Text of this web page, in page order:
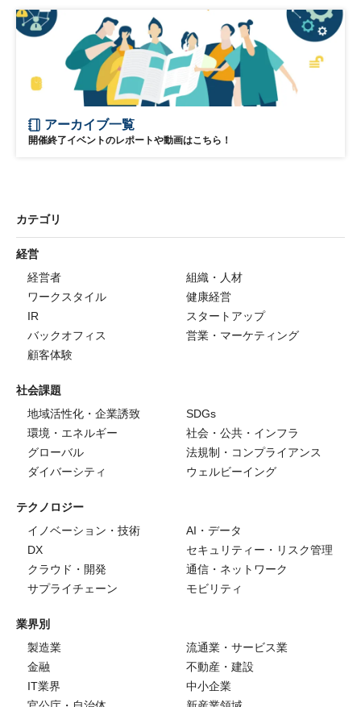
アーカイブ一覧
開催終了イベントのレポートや動画はこちら！
カテゴリ
経営
経営者
組織・人材
ワークスタイル
健康経営
IR
スタートアップ
バックオフィス
営業・マーケティング
顧客体験
社会課題
地域活性化・企業誘致
SDGs
環境・エネルギー
社会・公共・インフラ
グローバル
法規制・コンプライアンス
ダイバーシティ
ウェルビーイング
テクノロジー
イノベーション・技術
AI・データ
DX
セキュリティー・リスク管理
クラウド・開発
通信・ネットワーク
サプライチェーン
モビリティ
業界別
製造業
流通業・サービス業
金融
不動産・建設
IT業界
中小企業